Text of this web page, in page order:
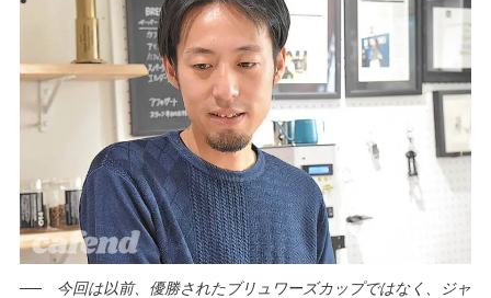
── 今回は以前、優勝されたブリュワーズカップではなく、ジャ